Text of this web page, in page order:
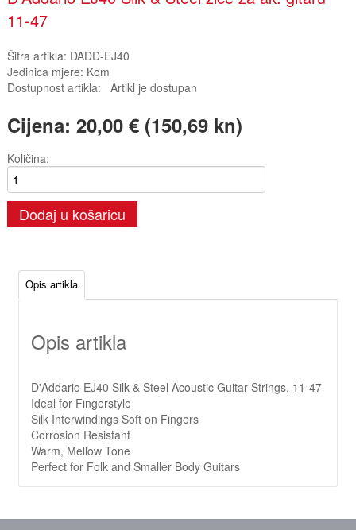
11-47
Šifra artikla: DADD-EJ40
Jedinica mjere: Kom
Dostupnost artikla: Artikl je dostupan
Cijena: 20,00 € (150,69 kn)
Količina:
Dodaj u košaricu
Opis artikla
Opis artikla
D'Addario EJ40 Silk & Steel Acoustic Guitar Strings, 11-47
Ideal for Fingerstyle
Silk Interwindings Soft on Fingers
Corrosion Resistant
Warm, Mellow Tone
Perfect for Folk and Smaller Body Guitars